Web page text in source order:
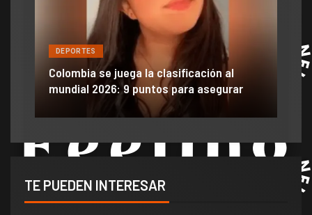
DEPORTES
Colombia se juega la clasificación al
mundial 2026: 9 puntos para asegurar
TE PUEDEN INTERESAR